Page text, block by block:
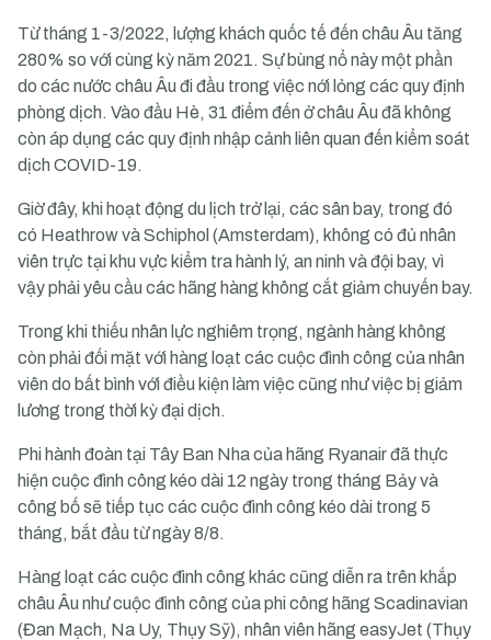
Từ tháng 1-3/2022, lượng khách quốc tế đến châu Âu tăng
280% so với cùng kỳ năm 2021. Sự bùng nổ này một phần
do các nước châu Âu đi đầu trong việc nới lỏng các quy định
phòng dịch. Vào đầu Hè, 31 điểm đến ở châu Âu đã không
còn áp dụng các quy định nhập cảnh liên quan đến kiểm soát
dịch COVID-19.
Giờ đây, khi hoạt động du lịch trở lại, các sân bay, trong đó
có Heathrow và Schiphol (Amsterdam), không có đủ nhân
viên trực tại khu vực kiểm tra hành lý, an ninh và đội bay, vì
vậy phải yêu cầu các hãng hàng không cắt giảm chuyến bay.
Trong khi thiếu nhân lực nghiêm trọng, ngành hàng không
còn phải đối mặt với hàng loạt các cuộc đình công của nhân
viên do bất bình với điều kiện làm việc cũng như việc bị giảm
lương trong thời kỳ đại dịch.
Phi hành đoàn tại Tây Ban Nha của hãng Ryanair đã thực
hiện cuộc đình công kéo dài 12 ngày trong tháng Bảy và
công bố sẽ tiếp tục các cuộc đình công kéo dài trong 5
tháng, bắt đầu từ ngày 8/8.
Hàng loạt các cuộc đình công khác cũng diễn ra trên khắp
châu Âu như cuộc đình công của phi công hãng Scadinavian
(Đan Mạch, Na Uy, Thụy Sỹ), nhân viên hãng easyJet (Thụy